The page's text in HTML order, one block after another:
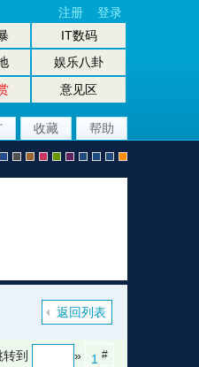
IT数码
娱乐八卦
意见区
注册 登录
收藏 帮助
l r r i r u 坛大坛机
返回列表
1 #
转到 »